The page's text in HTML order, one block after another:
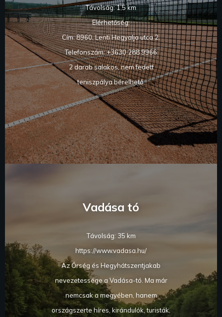
Távolság: 1,5 km
Elérhetőség:
Cím: 8960, Lenti Hegyalja utca 2.
Telefonszám: +3630 288 9966
2 darab salakos, nem fedett
teniszpálya bérelhető.
Vadása tó
Távolság: 35 km
https://www.vadasa.hu/
Az Őrség és Hegyhátszentjakab
nevezetessége a Vadása-tó. Ma már
nemcsak a megyében, hanem
országszerte híres, kirándulók, turisták,